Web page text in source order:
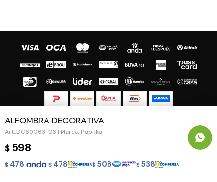
ALFOMBRA DECORATIVA
DC60063-03 | Marca: Paprika
$ 598
$ 478 $ 478 $ 508 $ 538
© Copyright 2026 / Guapa - Paprika